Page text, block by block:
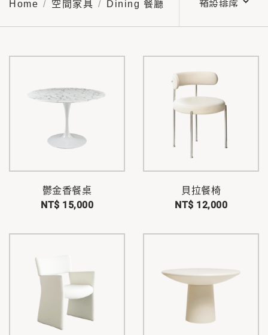
Home 空間家具 Dining 餐廳
鬱金香餐桌
NT$ 15,000
貝拉餐椅
NT$ 12,000